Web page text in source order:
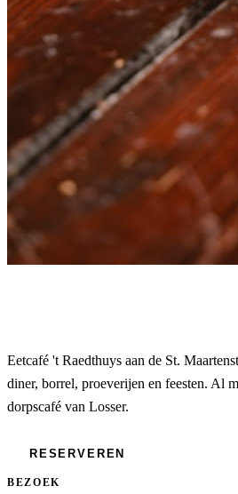
Eetcafé 't Raedthuys aan de St.
diner, borrel, proeverijen en feesten. Al
dorpscafé van Losser.
RESERVEREN
BEZOEK